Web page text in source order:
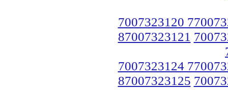
7007323120
87007323121
7007323124
87007323125